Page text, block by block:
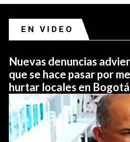
EN VIDEO
Nuevas denuncias
que se hace pasar por
hurtar locales en Bogotá